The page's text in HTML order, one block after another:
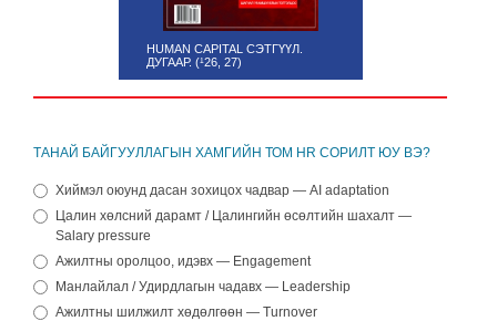
HUMAN CAPITAL СЭТГҮҮЛ.
ДУГААР. (¹26, 27)
HR PLUS | НЭВТРЭХ ЭРХ
90001075
ТАНАЙ БАЙГУУЛЛАГЫН ХАМГИЙН ТОМ HR СОРИЛТ ЮУ ВЭ?
Хиймэл оюунд дасан зохицох чадвар — AI adaptation
Цалин хөлсний дарамт / Цалингийн өсөлтийн шахалт —
Salary pressure
Ажилтны оролцоо, идэвх — Engagement
Манлайлал / Удирдлагын чадавх — Leadership
Ажилтны шилжилт хөдөлгөөн — Turnover